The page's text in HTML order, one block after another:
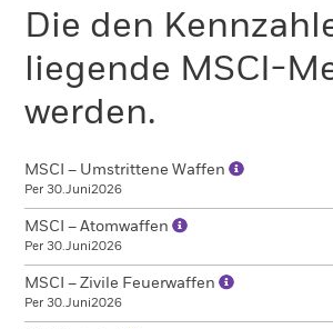
Die den
liegende MSCI-
werden.
MSCI – Umstrittene Waffen
Per 30.Juni2026
MSCI – Atomwaffen
Per 30.Juni2026
MSCI – Zivile Feuerwaffen
Per 30.Juni2026